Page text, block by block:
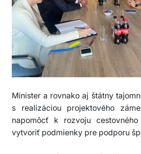
Minister a rovnako aj štátny
s realizáciou projektového
napomôcť k rozvoju
vytvoriť podmienky pre podporu